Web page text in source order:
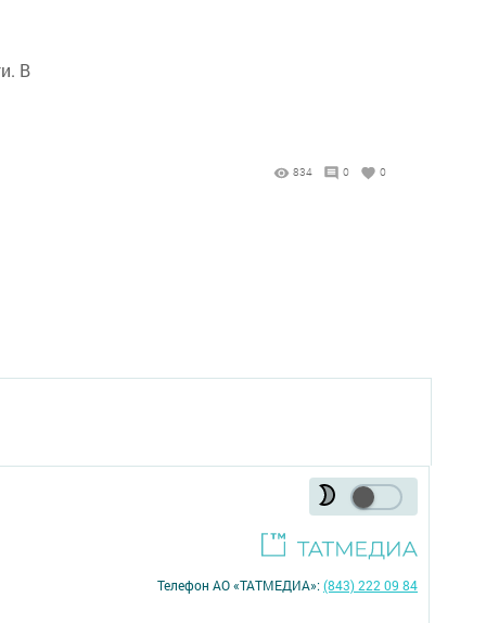
В
834 0 0
Телефон АО «ТАТМЕДИА»:(843) 222 09 84